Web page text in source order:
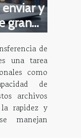
y
gran
de
una tarea
como
de
archivos
rapidez y
manejan